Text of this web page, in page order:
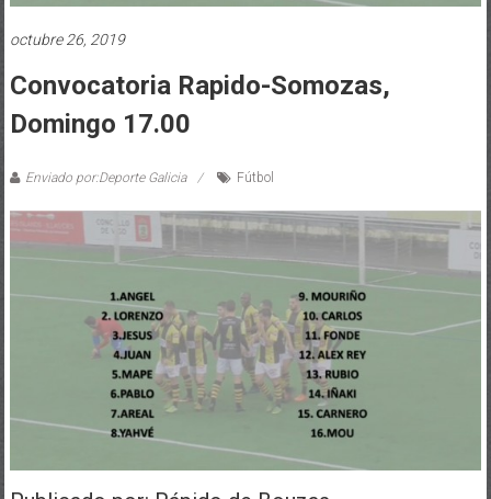
octubre 26, 2019
Convocatoria Rapido-Somozas,
Domingo 17.00
Enviado por:Deporte Galicia Fútbol